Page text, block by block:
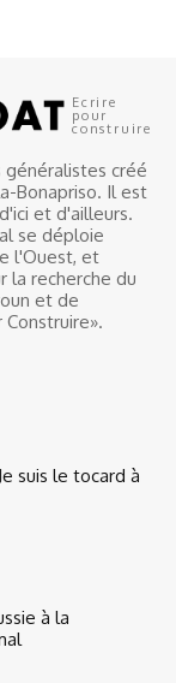
Ecrire
pour
construire
généralistes créé
Bonapriso. Il est
et d'ailleurs.
se déploie
l'Ouest, et
la recherche du
et de
suis le tocard à
à la